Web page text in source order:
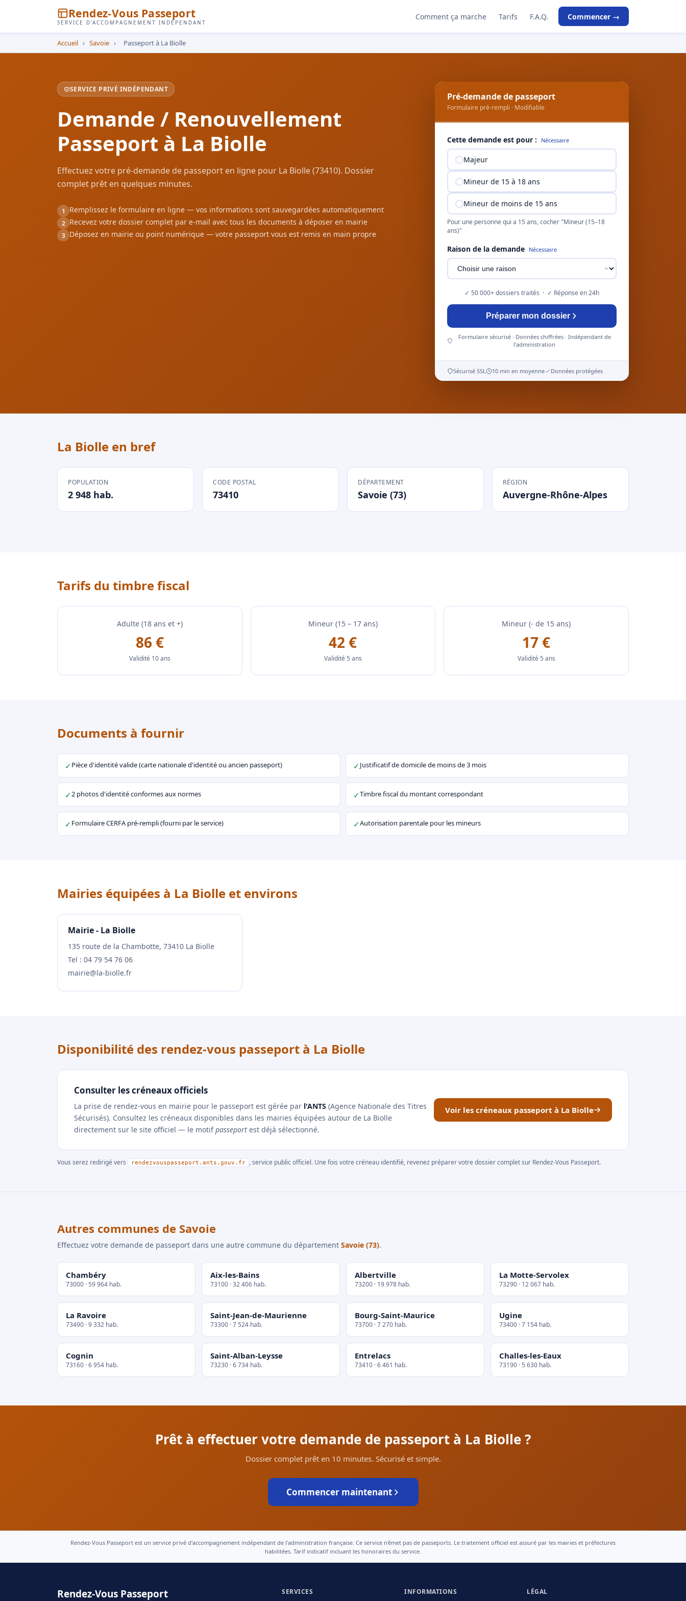
Rendez-Vous Passeport
SERVICE D'ACCOMPAGNEMENT INDÉPENDANT
Comment ça marche Tarifs F.A.Q. Commencer →
Accueil › Savoie › Passeport à La Biolle
SERVICE PRIVÉ INDÉPENDANT
Demande / Renouvellement
Passeport à La Biolle
Effectuez votre pré-demande de passeport en ligne pour La Biolle (73410). Dossier
complet prêt en quelques minutes.
1 Remplissez le formulaire en ligne — vos informations sont sauvegardées automatiquement
2 Recevez votre dossier complet par e-mail avec tous les documents à déposer en mairie
3 Déposez en mairie ou point numérique — votre passeport vous est remis en main propre
Pré-demande de passeport
Formulaire pré-rempli · Modifiable
Cette demande est pour : Nécessaire
Majeur
Mineur de 15 à 18 ans
Mineur de moins de 15 ans
Pour une personne qui a 15 ans, cocher "Mineur (15–18
ans)"
Raison de la demande Nécessaire
✓ 50 000+ dossiers traités · ✓ Réponse en 24h
Préparer mon dossier
Formulaire sécurisé · Données chiffrées · Indépendant de
l'administration
Sécurisé SSL 10 min en moyenne Données protégées
La Biolle en bref
POPULATION
2 948 hab.
CODE POSTAL
73410
DÉPARTEMENT
Savoie (73)
RÉGION
Auvergne-Rhône-Alpes
Tarifs du timbre fiscal
Adulte (18 ans et +)
86 €
Validité 10 ans
Mineur (15 – 17 ans)
42 €
Validité 5 ans
Mineur (- de 15 ans)
17 €
Validité 5 ans
Documents à fournir
✓ Pièce d'identité valide (carte nationale d'identité ou ancien passeport) ✓Justificatif de domicile de moins de 3 mois
✓2 photos d'identité conformes aux normes ✓Timbre fiscal du montant correspondant
✓ Formulaire CERFA pré-rempli (fourni par le service) ✓Autorisation parentale pour les mineurs
Mairies équipées à La Biolle et environs
Mairie - La Biolle
135 route de la Chambotte, 73410 La Biolle
Tel : 04 79 54 76 06
mairie@la-biolle.fr
Disponibilité des rendez-vous passeport à La Biolle
Consulter les créneaux officiels
La prise de rendez-vous en mairie pour le passeport est gérée par l'ANTS (Agence Nationale des Titres
Sécurisés). Consultez les créneaux disponibles dans les mairies équipées autour de La Biolle
directement sur le site officiel — le motifpasseport est déjà sélectionné.
Voir les créneaux passeport à La Biolle
Vous serez redirigé vers rendezvouspasseport.ants.gouv.fr , service public officiel. Une fois votre créneau identifié, revenez préparer votre dossier complet sur Rendez-Vous Passeport.
Autres communes de Savoie
Effectuez votre demande de passeport dans une autre commune du département Savoie (73).
Chambéry
73000 · 59 964 hab.
Aix-les-Bains
73100 · 32 406 hab.
Albertville
73200 · 19 978 hab.
La Motte-Servolex
73290 · 12 067 hab.
La Ravoire
73490 · 9 332 hab.
Saint-Jean-de-Maurienne
73300 · 7 524 hab.
Bourg-Saint-Maurice
73700 · 7 270 hab.
Ugine
73400 · 7 154 hab.
Cognin
73160 · 6 954 hab.
Saint-Alban-Leysse
73230 · 6 734 hab.
Entrelacs
73410 · 6 461 hab.
Challes-les-Eaux
73190 · 5 630 hab.
Prêt à effectuer votre demande de passeport à La Biolle ?
Dossier complet prêt en 10 minutes. Sécurisé et simple.
Commencer maintenant
Rendez-Vous Passeport est un service privé d'accompagnement indépendant de l'administration française. Ce service n'émet pas de passeports. Le traitement officiel est assuré par les mairies et préfectures
habilitées. Tarif indicatif incluant les honoraires du service.
Rendez-Vous Passeport SERVICES INFORMATIONS LÉGAL